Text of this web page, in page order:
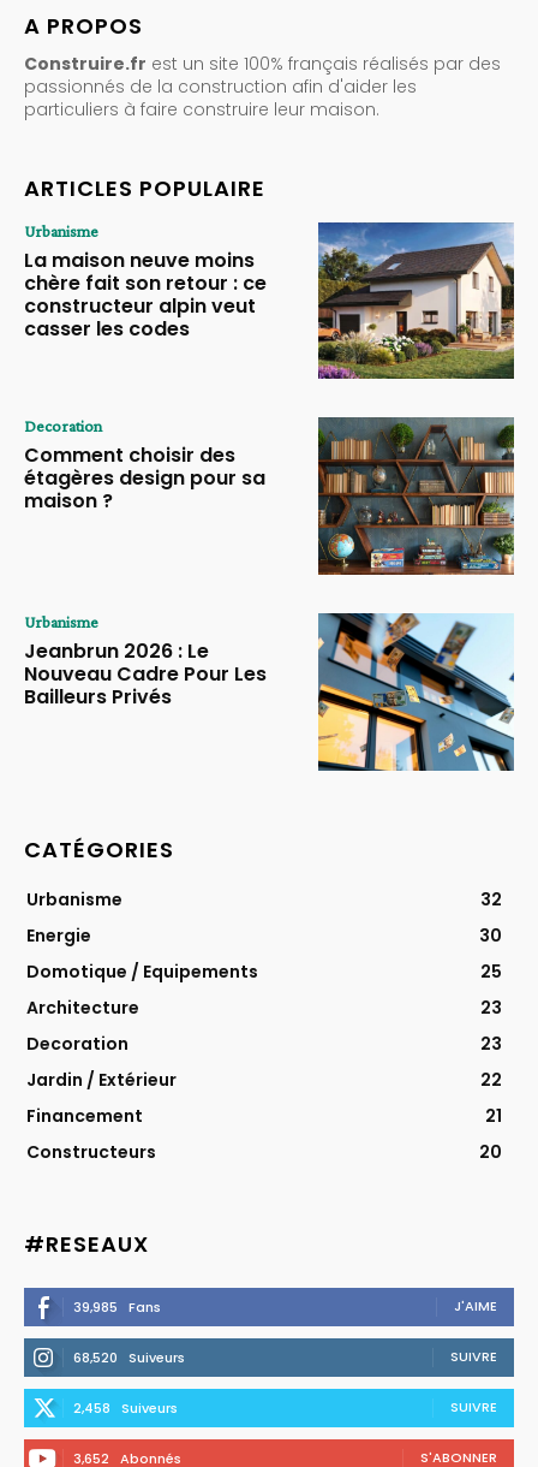
A PROPOS
Construire.fr est un site 100% français réalisés par des
passionnés de la construction afin d'aider les
particuliers à faire construire leur maison.
ARTICLES POPULAIRE
Urbanisme
La maison neuve moins
chère fait son retour : ce
constructeur alpin veut
casser les codes
Decoration
Comment choisir des
étagères design pour sa
maison ?
Urbanisme
Jeanbrun 2026 : Le
Nouveau Cadre Pour Les
Bailleurs Privés
CATÉGORIES
Urbanisme
32
Energie
30
Domotique / Equipements
25
Architecture
23
Decoration
23
Jardin / Extérieur
22
Financement
21
Constructeurs
20
#RESEAUX
39,985 Fans J'AIME
68,520 Suiveurs SUIVRE
2,458 Suiveurs SUIVRE
3,652 Abonnés S'ABONNER